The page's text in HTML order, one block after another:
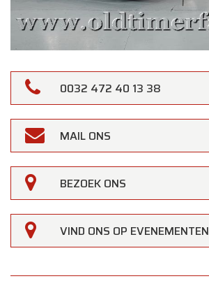
0032 472 40 13 38
MAIL ONS
BEZOEK ONS
VIND ONS OP EVENEMENTEN